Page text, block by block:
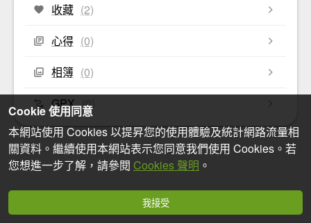
收藏 (2)
心得 (0)
相簿 (0)
GPX (0)
Cookie 使用同意
本網站使用 Cookies 以提昇您的使用體驗及統計網路流量相
關資料。繼續使用本網站表示您同意我們使用 Cookies。若
您想進一步了解，請參閱 Cookies 聲明 。
我接受